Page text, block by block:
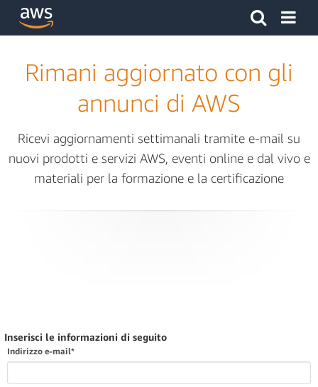
Fai clic qui per tornare alla home page di Amazon Web
Rimani aggiornato con gli
annunci di AWS
Ricevi aggiornamenti settimanali tramite e-mail su
nuovi prodotti e servizi AWS, eventi online e dal vivo e
materiali per la formazione e la certificazione
Inserisci le informazioni di seguito
Indirizzo e-mail* Grazie